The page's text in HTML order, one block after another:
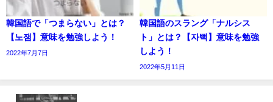
韓国語で「つまらない」とは？
【노잼】意味を勉強しよう！
2022年7月7日
韓国語のスラング「ナルシス
ト」とは？【자뻑】意味を勉強
しよう！
2022年5月11日